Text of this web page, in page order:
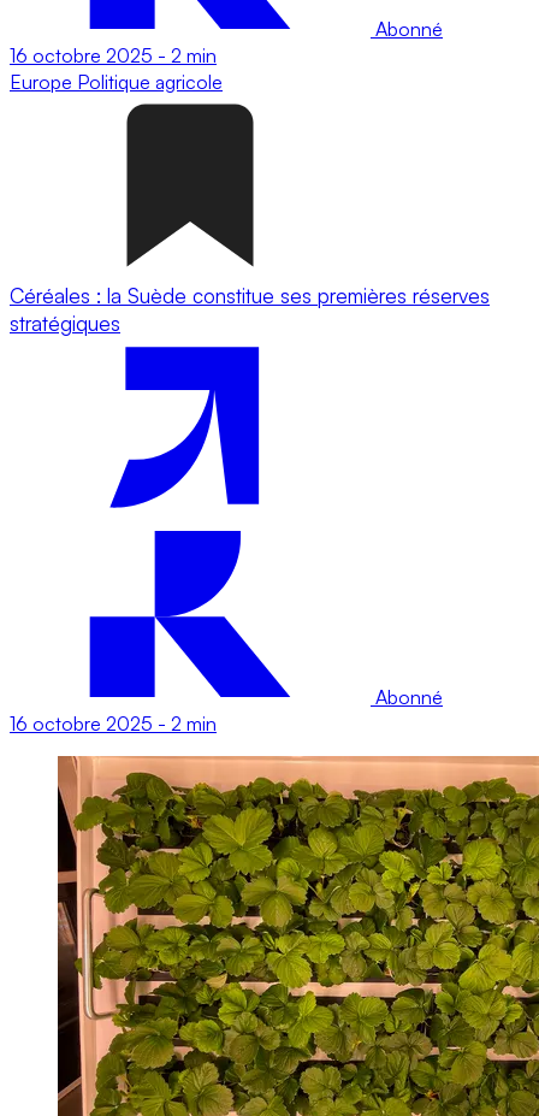
Abonné
16 octobre 2025 - 2 min
Europe Politique agricole
Céréales : la Suède constitue ses premières réserves
stratégiques
Abonné
16 octobre 2025 - 2 min